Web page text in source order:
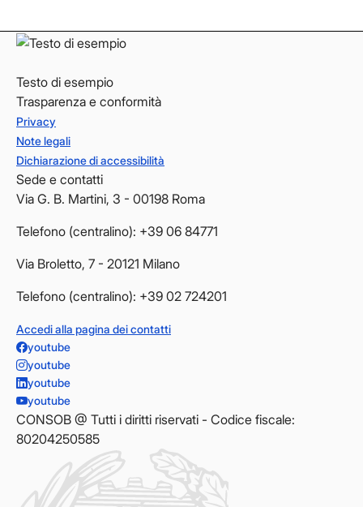
Testo di esempio
Trasparenza e conformità
Privacy
Note legali
Dichiarazione di accessibilità
Sede e contatti
Via G. B. Martini, 3 - 00198 Roma
Telefono (centralino): +39 06 84771
Via Broletto, 7 - 20121 Milano
Telefono (centralino): +39 02 724201
Accedi alla pagina dei contatti
youtube
youtube
youtube
youtube
CONSOB @ Tutti i diritti riservati - Codice fiscale:
80204250585